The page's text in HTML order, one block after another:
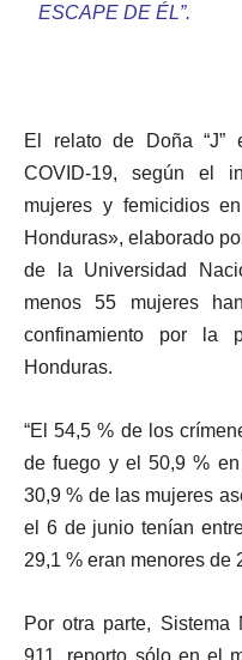
ESCAPE DE ÉL”.
El relato de Doña “J”
COVID-19, según el
mujeres y femicidios
Honduras», elaborado
de la Universidad
menos 55 mujeres
confinamiento por la
Honduras.
“El 54,5 % de los
de fuego y el 50,9 %
30,9 % de las mujeres
el 6 de junio tenían
29,1 % eran menores de
Por otra parte, Sistema
911, reporto sólo en el